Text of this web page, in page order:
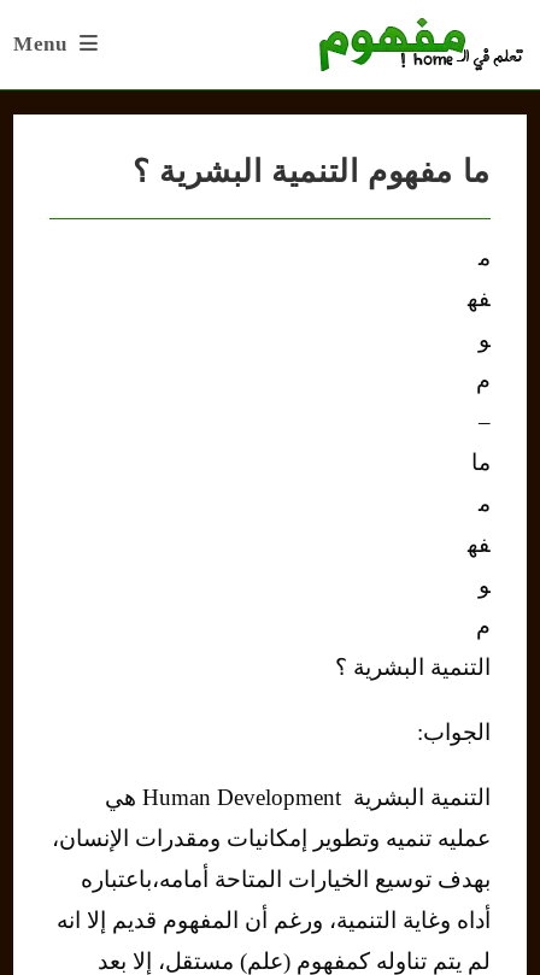
Menu
ما مفهوم التنمية البشرية ؟
م
فه
و
م
–
ما
م
فه
و
م
التنمية البشرية ؟
الجواب:
التنمية البشرية Human Development هي
عمليه تنميه وتطوير إمكانيات ومقدرات الإنسان،
بهدف توسيع الخيارات المتاحة أمامه،باعتباره
أداه وغاية التنمية، ورغم أن المفهوم قديم إلا انه
لم يتم تناوله كمفهوم (علم) مستقل، إلا بعد